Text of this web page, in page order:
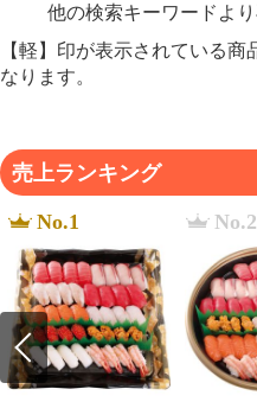
他の検索キーワードよ
【軽】印が表示されている
なります。
売上ランキング
No.1 No.2